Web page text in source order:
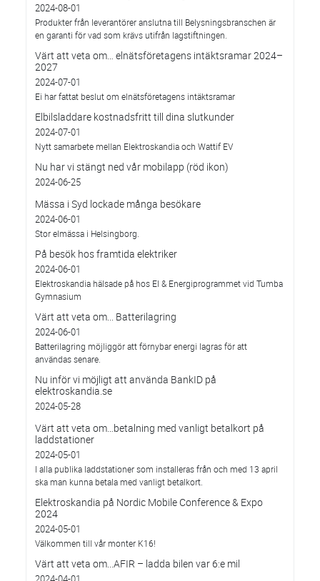
2024-08-01
Produkter från leverantörer anslutna till Belysningsbranschen är
en garanti för vad som krävs utifrån lagstiftningen.
Värt att veta om… elnätsföretagens intäktsramar 2024–
2027
2024-07-01
Ei har fattat beslut om elnätsföretagens intäktsramar
Elbilsladdare kostnadsfritt till dina slutkunder
2024-07-01
Nytt samarbete mellan Elektroskandia och Wattif EV
Nu har vi stängt ned vår mobilapp (röd ikon)
2024-06-25
Mässa i Syd lockade många besökare
2024-06-01
Stor elmässa i Helsingborg.
På besök hos framtida elektriker
2024-06-01
Elektroskandia hälsade på hos El & Energiprogrammet vid Tumba
Gymnasium
Värt att veta om... Batterilagring
2024-06-01
Batterilagring möjliggör att förnybar energi lagras för att
användas senare.
Nu inför vi möjligt att använda BankID på
elektroskandia.se
2024-05-28
Värt att veta om…betalning med vanligt betalkort på
laddstationer
2024-05-01
I alla publika laddstationer som installeras från och med 13 april
ska man kunna betala med vanligt betalkort.
Elektroskandia på Nordic Mobile Conference & Expo
2024
2024-05-01
Välkommen till vår monter K16!
Värt att veta om...AFIR – ladda bilen var 6:e mil